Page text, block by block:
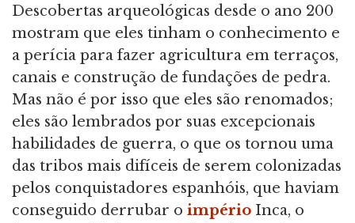
Descobertas arqueológicas desde o ano 200
mostram que eles tinham o conhecimento e
a perícia para fazer agricultura em terraços,
canais e construção de fundações de pedra.
Mas não é por isso que eles são renomados;
eles são lembrados por suas excepcionais
habilidades de guerra, o que os tornou uma
das tribos mais difíceis de serem colonizadas
pelos conquistadores espanhóis, que haviam
conseguido derrubar o império Inca, o